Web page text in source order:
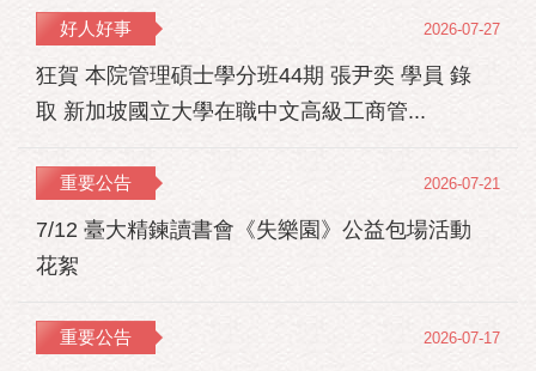
好人好事
狂賀 本院管理碩士學分班44期 張尹奕 學員 錄
取 新加坡國立大學在職中文高級工商管...
2026-07-27
重要公告
7/12 臺大精鍊讀書會《失樂園》公益包場活動
花絮
2026-07-21
重要公告 2026-07-17